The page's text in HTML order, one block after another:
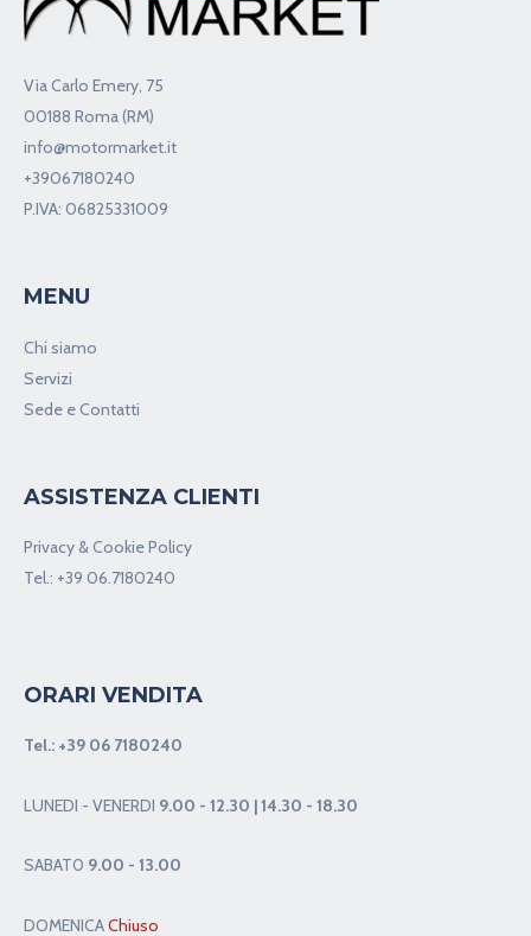
Via Carlo Emery, 75
00188 Roma (RM)
info@motormarket.it
+39067180240
P.IVA: 06825331009
MENU
Chi siamo
Servizi
Sede e Contatti
ASSISTENZA CLIENTI
Privacy & Cookie Policy
Tel.: +39 06.7180240
ORARI VENDITA
Tel.: +39 06 7180240
LUNEDI - VENERDI 9.00 - 12.30 | 14.30 - 18.30
SABAT0 9.00 - 13.00
DOMENICAChiuso